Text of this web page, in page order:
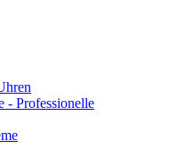
- Professionelle